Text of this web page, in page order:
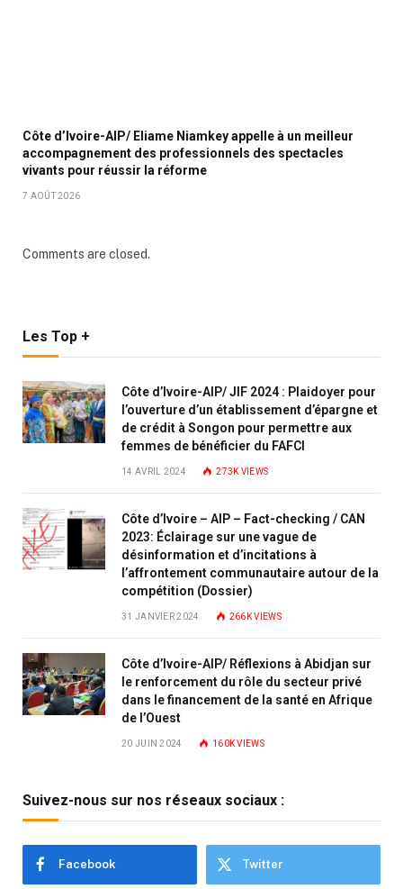
Côte d’Ivoire-AIP/ Eliame Niamkey appelle à un meilleur
accompagnement des professionnels des spectacles
vivants pour réussir la réforme
7 AOÛT 2026
Comments are closed.
Les Top +
Côte d’Ivoire-AIP/ JIF 2024 : Plaidoyer pour
l’ouverture d’un établissement d’épargne et
de crédit à Songon pour permettre aux
femmes de bénéficier du FAFCI
14 AVRIL 2024 273K VIEWS
Côte d’Ivoire – AIP – Fact-checking / CAN
2023: Éclairage sur une vague de
désinformation et d’incitations à
l’affrontement communautaire autour de la
compétition (Dossier)
31 JANVIER 2024 266KVIEWS
Côte d’Ivoire-AIP/ Réflexions à Abidjan sur
le renforcement du rôle du secteur privé
dans le financement de la santé en Afrique
de l’Ouest
20 JUIN 2024 160KVIEWS
Suivez-nous sur nos réseaux sociaux :
Facebook Twitter